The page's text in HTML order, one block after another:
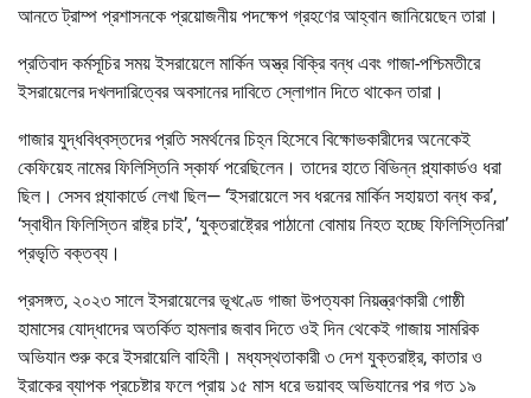
আনতে ট্রাম্প প্রশাসনকে প্রয়োজনীয় পদক্ষেপ গ্রহণের আহ্বান জানিয়েছেন তারা।
প্রতিবাদ কর্মসূচির সময় ইসরায়েলে মার্কিন অস্ত্র বিক্রি বন্ধ এবং গাজা-পশ্চিমতীরে
ইসরায়েলের দখলদারিত্বের অবসানের দাবিতে স্লোগান দিতে থাকেন তারা।
গাজার যুদ্ধবিধ্বস্তদের প্রতি সমর্থনের চিহ্ন হিসেবে বিক্ষোভকারীদের অনেকেই
কেফিয়েহ নামের ফিলিস্তিনি স্কার্ফ পরেছিলেন। তাদের হাতে বিভিন্ন প্ল্যাকার্ডও ধরা
ছিল। সেসব প্ল্যাকার্ডে লেখা ছিল— ‘ইসরায়েলে সব ধরনের মার্কিন সহায়তা বন্ধ কর’,
‘স্বাধীন ফিলিস্তিন রাষ্ট্র চাই’, ‘যুক্তরাষ্ট্রের পাঠানো বোমায় নিহত হচ্ছে ফিলিস্তিনিরা’
প্রভৃতি বক্তব্য।
প্রসঙ্গত, ২০২৩ সালে ইসরায়েলের ভূখণ্ডে গাজা উপত্যকা নিয়ন্ত্রণকারী গোষ্ঠী
হামাসের যোদ্ধাদের অতর্কিত হামলার জবাব দিতে ওই দিন থেকেই গাজায় সামরিক
অভিযান শুরু করে ইসরায়েলি বাহিনী। মধ্যস্থতাকারী ৩ দেশ যুক্তরাষ্ট্র, কাতার ও
ইরাকের ব্যাপক প্রচেষ্টার ফলে প্রায় ১৫ মাস ধরে ভয়াবহ অভিযানের পর গত ১৯